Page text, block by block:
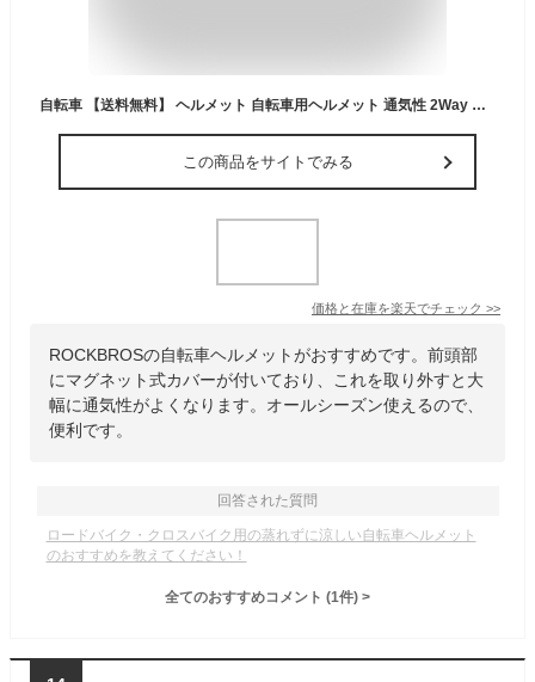
自転車 【送料無料】 ヘルメット 自転車用ヘルメット 通気性 2Way マグネット式カバー 空気抵抗 日焼け防止 高強度 CPSCマーク 安全規格 インナーパッド取り外し 別売りテールライト装着可能 通勤 通学 ロードバイク 推奨頭囲57-61cm ホワイト ハニカム チタン 1011001800
この商品をサイトでみる
価格と在庫を楽天でチェック >>
ROCKBROSの自転車ヘルメットがおすすめです。前頭部
にマグネット式カバーが付いており、これを取り外すと大
幅に通気性がよくなります。オールシーズン使えるので、
便利です。
回答された質問
ロードバイク・クロスバイク用の蒸れずに涼しい自転車ヘルメット
のおすすめを教えてください！
全てのおすすめコメント (1件) >